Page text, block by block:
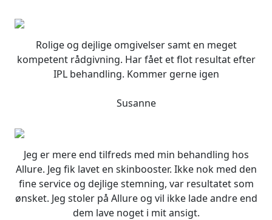
Rolige og dejlige omgivelser samt en meget
kompetent rådgivning. Har fået et flot resultat efter
IPL behandling. Kommer gerne igen
Susanne
Jeg er mere end tilfreds med min behandling hos
Allure. Jeg fik lavet en skinbooster. Ikke nok med den
fine service og dejlige stemning, var resultatet som
ønsket. Jeg stoler på Allure og vil ikke lade andre end
dem lave noget i mit ansigt.